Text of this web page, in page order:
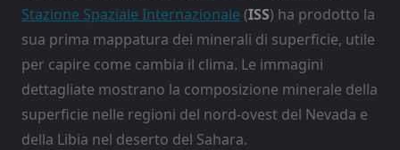
Stazione Spaziale Internazionale (ISS) ha prodotto la
sua prima mappatura dei minerali di superficie, utile
per capire come cambia il clima. Le immagini
dettagliate mostrano la composizione minerale della
superficie nelle regioni del nord-ovest del Nevada e
della Libia nel deserto del Sahara.